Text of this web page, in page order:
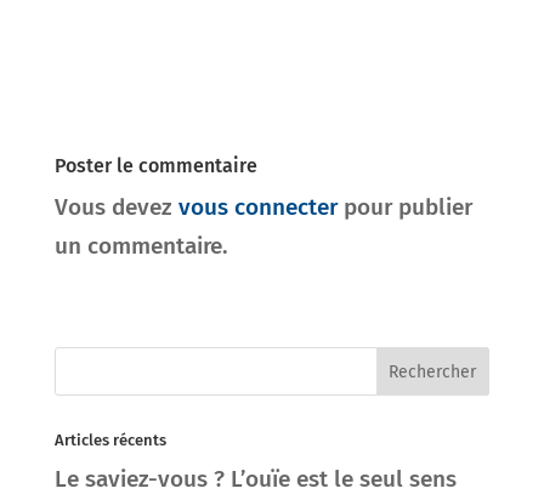
Poster le commentaire
Vous devez vous connecterpour publier
un commentaire.
Articles récents
Le saviez-vous ? L’ouïe est le seul sens